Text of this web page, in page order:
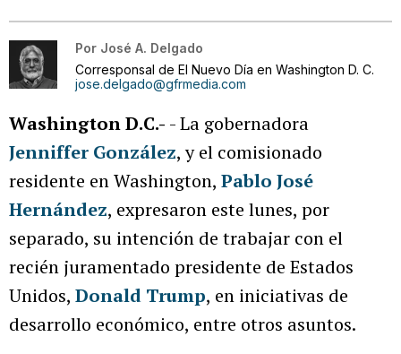
Por José A. Delgado
Corresponsal de El Nuevo Día en Washington D. C.
jose.delgado@gfrmedia.com
Washington D.C.- - La gobernadora
Jenniffer González, y el comisionado
residente en Washington, Pablo José
Hernández, expresaron este lunes, por
separado, su intención de trabajar con el
recién juramentado presidente de Estados
Unidos, Donald Trump, en iniciativas de
desarrollo económico, entre otros asuntos.